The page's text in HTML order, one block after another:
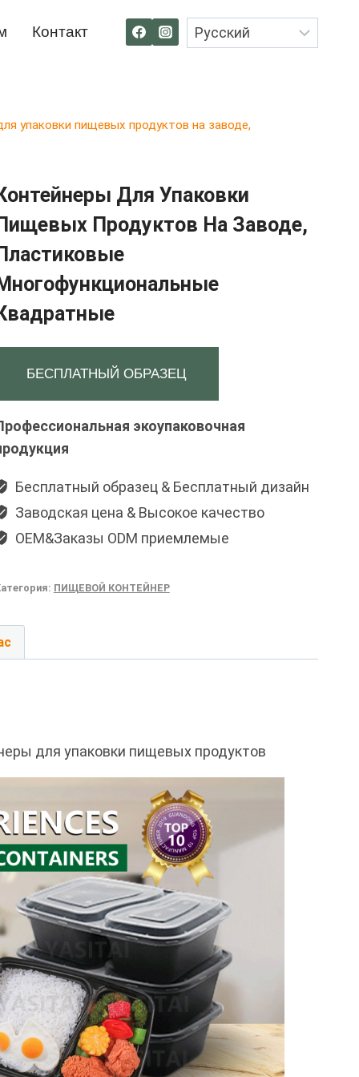
Контакт
упаковки пищевых продуктов на заводе,
Для Упаковки
Продуктов На Заводе,
БЕСПЛАТНЫЙ ОБРАЗЕЦ
экоупаковочная
Бесплатный образец & Бесплатный дизайн
Заводская цена & Высокое качество
OEM&Заказы ODM приемлемые
ПИЩЕВОЙ КОНТЕЙНЕР
для упаковки пищевых продуктов